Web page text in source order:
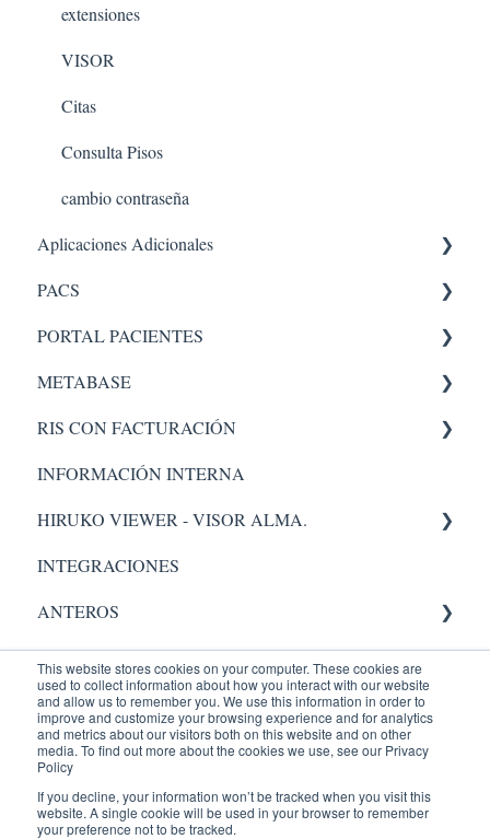
This website stores cookies on your computer. These cookies are
used to collect information about how you interact with our website
and allow us to remember you. We use this information in order to
improve and customize your browsing experience and for analytics
and metrics about our visitors both on this website and on other
media. To find out more about the cookies we use, see our Privacy
Policy
If you decline, your information won’t be tracked when you visit this
website. A single cookie will be used in your browser to remember
your preference not to be tracked.
extensiones
VISOR
Citas
Consulta Pisos
cambio contraseña
Aplicaciones Adicionales
Aplicaciones internas
PACS
PACS 5
Administrador
Pacs
PORTAL PACIENTES
Administración - portal
METABASE
Metabase
Administrador
RIS CON FACTURACIÓN
Facturacion
Administración
INFORMACIÓN INTERNA
HIRUKO VIEWER - VISOR ALMA.
Visor Alma
INTEGRACIONES
ANTEROS
Administrador
AIC
Validación.
Administrador
PACS
RADIOLOGY
Equipos Médicos
Entrenamientos
ENTRENAMIENTOS AQUILA
PACIENTES